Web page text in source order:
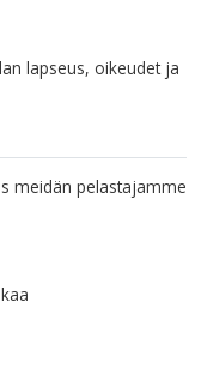
lapseus, oikeudet ja
meidän pelastajamme